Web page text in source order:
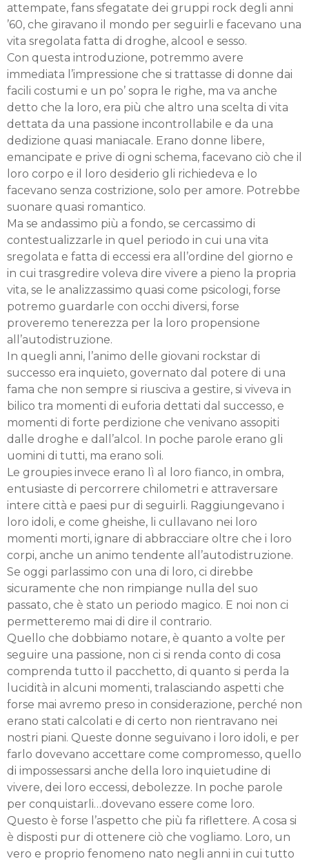
attempate, fans sfegatate dei gruppi rock degli anni
’60, che giravano il mondo per seguirli e facevano una
vita sregolata fatta di droghe, alcool e sesso.
Con questa introduzione, potremmo avere
immediata l’impressione che si trattasse di donne dai
facili costumi e un po’ sopra le righe, ma va anche
detto che la loro, era più che altro una scelta di vita
dettata da una passione incontrollabile e da una
dedizione quasi maniacale. Erano donne libere,
emancipate e prive di ogni schema, facevano ciò che il
loro corpo e il loro desiderio gli richiedeva e lo
facevano senza costrizione, solo per amore. Potrebbe
suonare quasi romantico.
Ma se andassimo più a fondo, se cercassimo di
contestualizzarle in quel periodo in cui una vita
sregolata e fatta di eccessi era all’ordine del giorno e
in cui trasgredire voleva dire vivere a pieno la propria
vita, se le analizzassimo quasi come psicologi, forse
potremo guardarle con occhi diversi, forse
proveremo tenerezza per la loro propensione
all’autodistruzione.
In quegli anni, l’animo delle giovani rockstar di
successo era inquieto, governato dal potere di una
fama che non sempre si riusciva a gestire, si viveva in
bilico tra momenti di euforia dettati dal successo, e
momenti di forte perdizione che venivano assopiti
dalle droghe e dall’alcol. In poche parole erano gli
uomini di tutti, ma erano soli.
Le groupies invece erano lì al loro fianco, in ombra,
entusiaste di percorrere chilometri e attraversare
intere città e paesi pur di seguirli. Raggiungevano i
loro idoli, e come gheishe, li cullavano nei loro
momenti morti, ignare di abbracciare oltre che i loro
corpi, anche un animo tendente all’autodistruzione.
Se oggi parlassimo con una di loro, ci direbbe
sicuramente che non rimpiange nulla del suo
passato, che è stato un periodo magico. E noi non ci
permetteremo mai di dire il contrario.
Quello che dobbiamo notare, è quanto a volte per
seguire una passione, non ci si renda conto di cosa
comprenda tutto il pacchetto, di quanto si perda la
lucidità in alcuni momenti, tralasciando aspetti che
forse mai avremo preso in considerazione, perché non
erano stati calcolati e di certo non rientravano nei
nostri piani. Queste donne seguivano i loro idoli, e per
farlo dovevano accettare come compromesso, quello
di impossessarsi anche della loro inquietudine di
vivere, dei loro eccessi, debolezze. In poche parole
per conquistarli…dovevano essere come loro.
Questo è forse l’aspetto che più fa riflettere. A cosa si
è disposti pur di ottenere ciò che vogliamo. Loro, un
vero e proprio fenomeno nato negli anni in cui tutto